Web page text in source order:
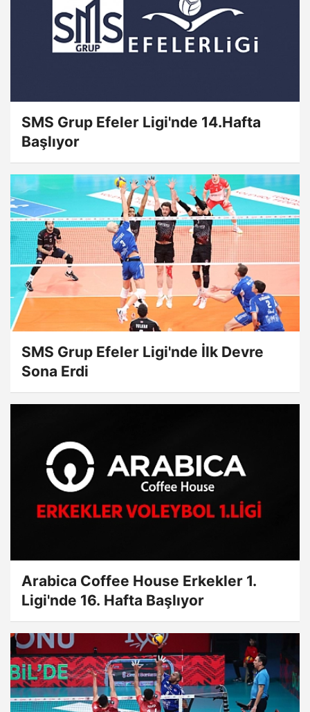
SMS Grup Efeler Ligi'nde 14.Hafta
Başlıyor
SMS Grup Efeler Ligi'nde İlk Devre
Sona Erdi
Arabica Coffee House Erkekler 1.
Ligi'nde 16. Hafta Başlıyor